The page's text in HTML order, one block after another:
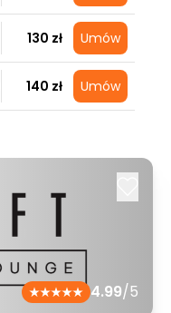
130 zł Umów
140 zł Umów
4.99/5